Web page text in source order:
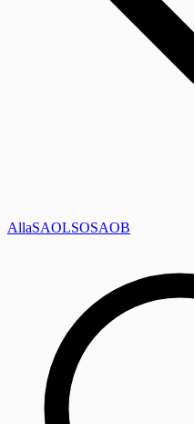
AllaSAOLSOSAOB